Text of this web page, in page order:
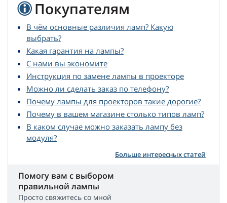
Покупателям
В чём основные различия ламп? Какую
выбрать?
Какая гарантия на лампы?
С нами вы экономите
Инструкция по замене лампы в проекторе
Можно ли сделать заказ по телефону?
Почему лампы для проекторов такие дорогие?
Почему в вашем магазине столько типов ламп?
В каком случае можно заказать лампу без
модуля?
Больше интересных статей
Помогу вам с выбором
правильной лампы
Просто свяжитесь со мной